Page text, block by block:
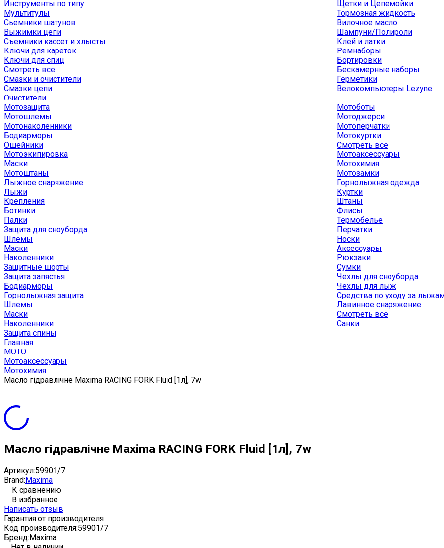
Инструменты по типу
Мультитулы
Сьемники шатунов
Выжимки цепи
Съемники кассет и хлысты
Ключи для кареток
Ключи для спиц
Смотреть все
Смазки и очистители
Смазки цепи
Очистители
Щетки и Цепемойки
Тормозная жидкость
Вилочное масло
Шампуни/Полироли
Клей и латки
Ремнаборы
Бортировки
Бескамерные наборы
Герметики
Велокомпьютеры Lezyne
Мотозащита
Мотошлемы
Мотонаколенники
Бодиарморы
Ошейники
Мотоэкипировка
Маски
Мотоштаны
Мотоботы
Мотоджерси
Мотоперчатки
Мотокуртки
Смотреть все
Мотоаксессуары
Мотохимия
Мотозамки
Лыжное снаряжение
Лыжи
Крепления
Ботинки
Палки
Защита для сноуборда
Шлемы
Маски
Наколенники
Защитные шорты
Защита запястья
Бодиарморы
Горнолыжная защита
Шлемы
Маски
Наколенники
Защита спины
Горнолыжная одежда
Куртки
Штаны
Флисы
Термобелье
Перчатки
Носки
Аксессуары
Рюкзаки
Сумки
Чехлы для сноуборда
Чехлы для лыж
Средства по уходу за
Лавинное снаряжение
Смотреть все
Санки
Главная
МОТО
Мотоаксессуары
Мотохимия
Масло гідравлічне Maxima RACING FORK Fluid [1л], 7w
Масло гідравлічне Maxima RACING FORK Fluid [1л], 7w
Артикул:59901/7
Brand:Maxima
К сравнению
В избранное
Написать отзыв
Гарантия:от производителя
Код производителя:59901/7
Бренд:Maxima